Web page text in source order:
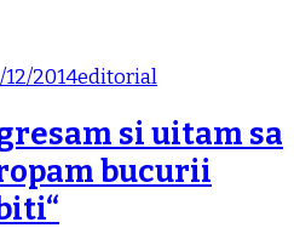
2014editorial
si uitam sa
bucurii